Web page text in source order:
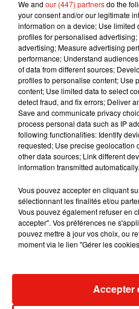
selon le Centre européen de
maladies.
Musique
7 août 2026
RÜFÜS
album
7 août 2026
Angèle et
6 août 2026
Il y a 10
We and our (447) partnersdo the
your consent and/or our legitimate
information on a device; Use
profiles for personalised
advertising; Measure advertising
performance; Understand
of data from different sources;
profiles to personalise content; Use
content; Use limited data to select
detect fraud, and fix errors; Deliver
Save and communicate privacy
process personal data such as IP
following functionalities: Identify
requested; Use precise geolocation
other data sources; Link different
information transmitted automatically.
Vous pouvez accepter en cliquant
sélectionnant les finalités et/ou
Vous pouvez également refuser en
accepter". Vos préférences ne
pouvez mettre à jour vos choix, ou
moment via le lien "Gérer les
Accepter